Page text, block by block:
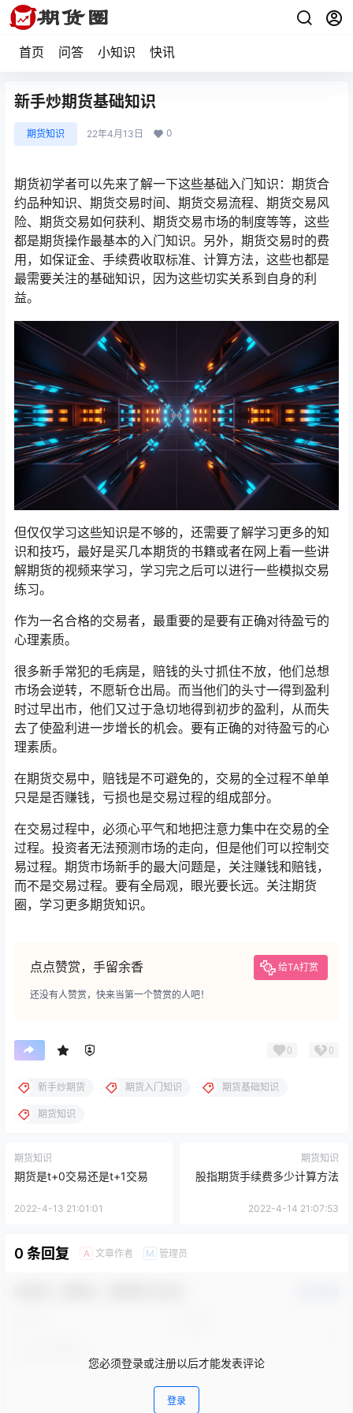
首页 问答 小知识 快讯
新手炒期货基础知识
期货知识 22年4月13日 0
期货初学者可以先来了解一下这些基础入门知识：期货合
约品种知识、期货交易时间、期货交易流程、期货交易风
险、期货交易如何获利、期货交易市场的制度等等，这些
都是期货操作最基本的入门知识。另外，期货交易时的费
用，如保证金、手续费收取标准、计算方法，这些也都是
最需要关注的基础知识，因为这些切实关系到自身的利
益。
但仅仅学习这些知识是不够的，还需要了解学习更多的知
识和技巧，最好是买几本期货的书籍或者在网上看一些讲
解期货的视频来学习，学习完之后可以进行一些模拟交易
练习。
作为一名合格的交易者，最重要的是要有正确对待盈亏的
心理素质。
很多新手常犯的毛病是，赔钱的头寸抓住不放，他们总想
市场会逆转，不愿斩仓出局。而当他们的头寸一得到盈利
时过早出市，他们又过于急切地得到初步的盈利，从而失
去了使盈利进一步增长的机会。要有正确的对待盈亏的心
理素质。
在期货交易中，赔钱是不可避免的，交易的全过程不单单
只是是否赚钱，亏损也是交易过程的组成部分。
在交易过程中，必须心平气和地把注意力集中在交易的全
过程。投资者无法预测市场的走向，但是他们可以控制交
易过程。期货市场新手的最大问题是，关注赚钱和赔钱，
而不是交易过程。要有全局观，眼光要长远。关注期货
圈，学习更多期货知识。
点点赞赏，手留余香 给TA打赏
还没有人赞赏，快来当第一个赞赏的人吧！
0 0
新手炒期货 期货入门知识 期货基础知识
期货知识
期货知识
期货是t+0交易还是t+1交易
2022-4-13 21:01:01
期货知识
股指期货手续费多少计算方法
2022-4-14 21:07:53
0 条回复 A 文章作者 M 管理员
您必须登录或注册以后才能发表评论
登录